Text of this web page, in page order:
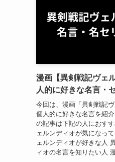
漫画【異剣戦記ヴェ
人的に好きな名言・
今回は、漫画「異剣戦記
個人的に好きな名言を紹
の記事は下記の人におす
ェルンディオが気になっ
ェルンディオが好きな人
ィオの名言を知りたい人